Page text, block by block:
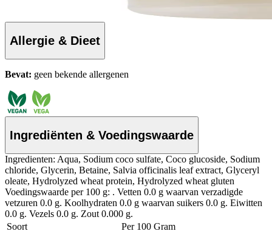
Allergie & Dieet
Bevat: geen bekende allergenen
Ingrediënten & Voedingswaarde
Ingredienten: Aqua, Sodium coco sulfate, Coco glucoside, Sodium
chloride, Glycerin, Betaine, Salvia officinalis leaf extract, Glyceryl
oleate, Hydrolyzed wheat protein, Hydrolyzed wheat gluten
Voedingswaarde per 100 g: . Vetten 0.0 g waarvan verzadigde
vetzuren 0.0 g. Koolhydraten 0.0 g waarvan suikers 0.0 g. Eiwitten
0.0 g. Vezels 0.0 g. Zout 0.000 g.
Soort
Per 100 Gram